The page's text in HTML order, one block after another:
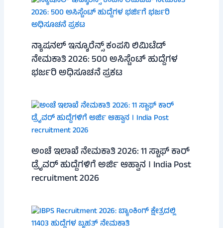
ನ್ಯಾಷನಲ್ ಇನ್ಶೂರೆನ್ಸ್ ಕಂಪನಿ ಲಿಮಿಟೆಡ್
ನೇಮಕಾತಿ 2026: 500 ಅಸಿಸ್ಟೆಂಟ್ ಹುದ್ದೆಗಳ
ಭರ್ಜರಿ ಅಧಿಸೂಚನೆ ಪ್ರಕಟ
ಅಂಚೆ ಇಲಾಖೆ ನೇಮಕಾತಿ 2026: 11 ಸ್ಟಾಫ್ ಕಾರ್
ಡ್ರೈವರ್ ಹುದ್ದೆಗಳಿಗೆ ಅರ್ಜಿ ಆಹ್ವಾನ । India Post
recruitment 2026